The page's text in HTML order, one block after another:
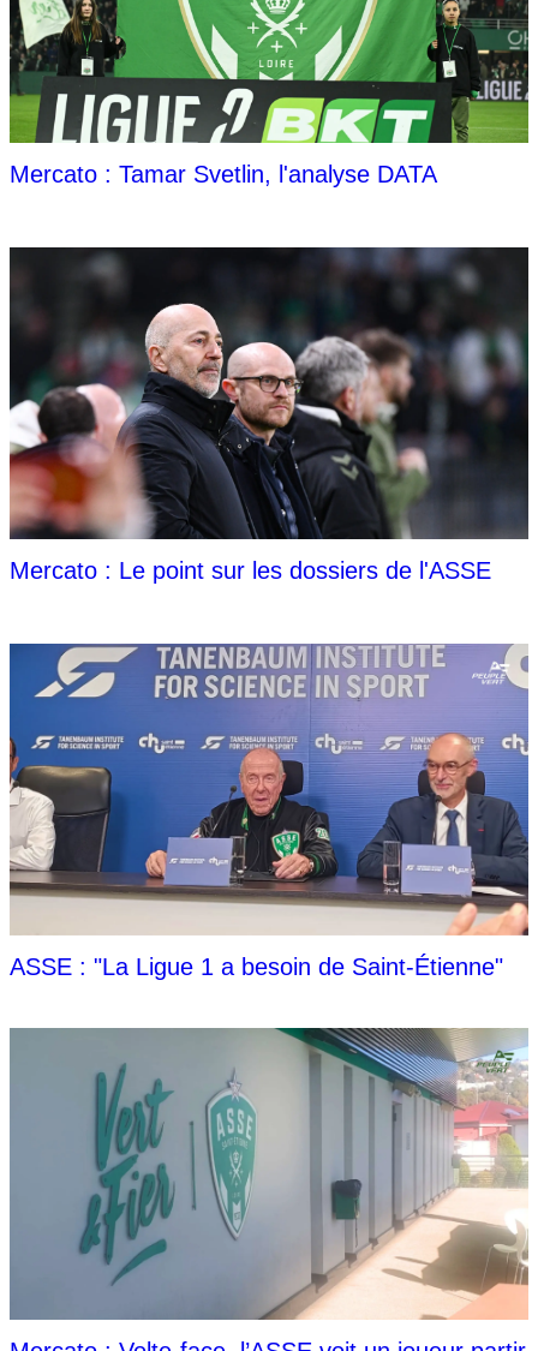
Mercato : Tamar Svetlin, l'analyse DATA
Mercato : Le point sur les dossiers de l'ASSE
ASSE : "La Ligue 1 a besoin de Saint-Étienne"